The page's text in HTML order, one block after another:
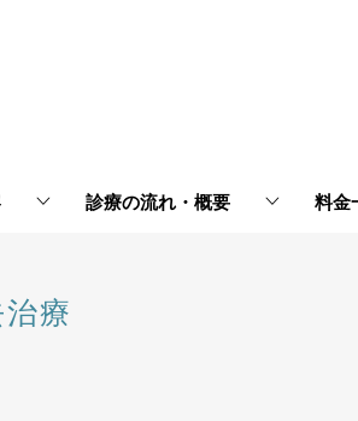
診療の流れ・概要 料金
療